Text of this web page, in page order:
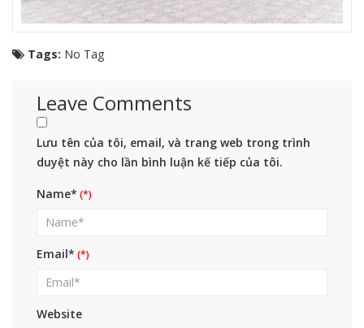
Tags: No Tag
Leave Comments
Lưu tên của tôi, email, và trang web trong trình
duyệt này cho lần bình luận kế tiếp của tôi.
Name*
Email*
Website